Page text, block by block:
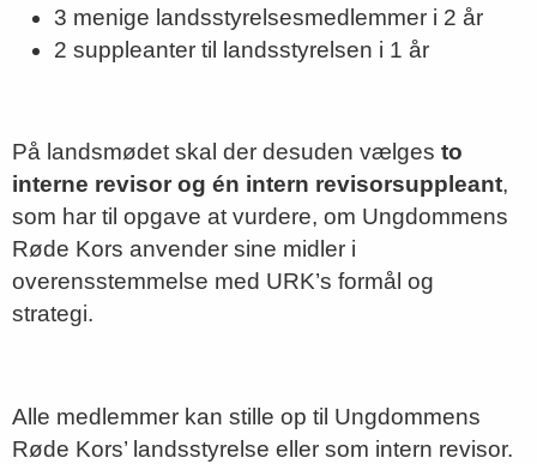
3 menige landsstyrelsesmedlemmer i 2 år
2 suppleanter til landsstyrelsen i 1 år
På landsmødet skal der desuden vælges to
interne revisor og én intern revisorsuppleant,
som har til opgave at vurdere, om Ungdommens
Røde Kors anvender sine midler i
overensstemmelse med URK’s formål og
strategi.
Alle medlemmer kan stille op til Ungdommens
Røde Kors’ landsstyrelse eller som intern revisor.